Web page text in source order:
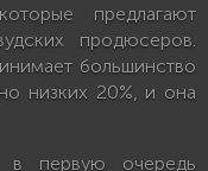
предлагают
продюсеров.
большинство
низких 20%, и она
в первую очередь